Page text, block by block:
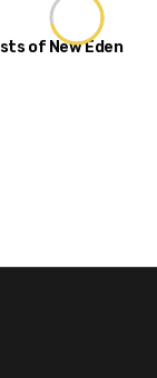
of New Eden